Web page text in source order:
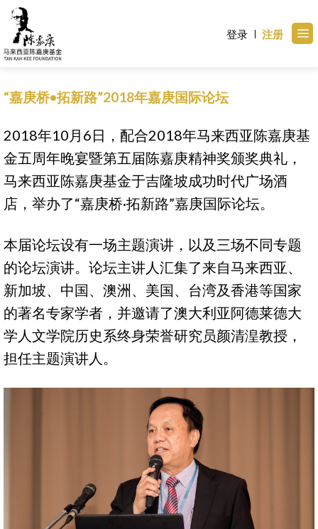
Skip
content
登录 注册
“嘉庚桥•拓新路”2018年嘉庚国际论坛
2018年10月6日，配合2018年马来西亚陈嘉庚基
金五周年晚宴暨第五届陈嘉庚精神奖颁奖典礼，
马来西亚陈嘉庚基金于吉隆坡成功时代广场酒
店，举办了“嘉庚桥·拓新路”嘉庚国际论坛。
本届论坛设有一场主题演讲，以及三场不同专题
的论坛演讲。论坛主讲人汇集了来自马来西亚、
新加坡、中国、澳洲、美国、台湾及香港等国家
的著名专家学者，并邀请了澳大利亚阿德莱德大
学人文学院历史系终身荣誉研究员颜清湟教授，
担任主题演讲人。